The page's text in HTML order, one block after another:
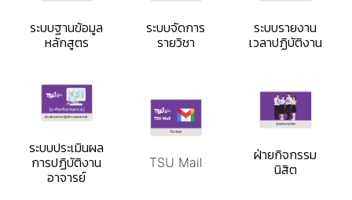
ระบบฐานข้อมูล
หลักสูตร
ระบบจัดการ
รายวิชา
ระบบรายงาน
เวลาปฏิบัติงาน
ระบบประเมินผล
การปฏิบัติงาน
อาจารย์
TSU Mail
ฝ่ายกิจกรรม
นิสิต